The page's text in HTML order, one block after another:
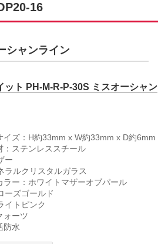
16
シャンライン
ット PH-M-R-P-30S ミスオーシャン
イズ：H約33mm x W約33mm x D約6mm
：ステンレススチール
ー
ラルクリスタルガラス
ラー：ホワイトマザーオブパール
ーズゴールド
イトピンク
ォーツ
防水